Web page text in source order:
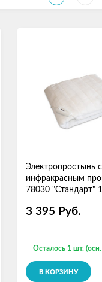
Электропростынь с
инфракрасным
78030 "Стандарт"
3 395 Руб.
Осталось 1 шт.
В КОРЗИНУ